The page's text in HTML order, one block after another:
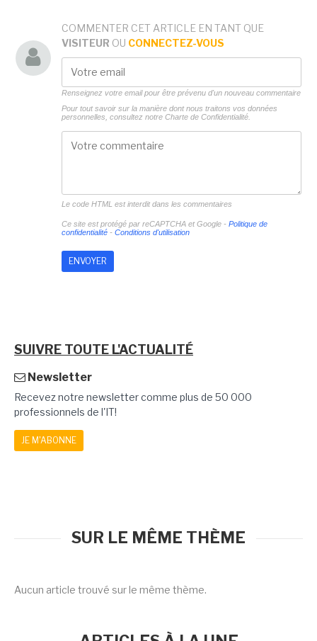
COMMENTER CET ARTICLE EN TANT QUE
VISITEUR OU CONNECTEZ-VOUS
Renseignez votre email pour être prévenu d'un nouveau commentaire
Pour tout savoir sur la manière dont nous traitons vos données
personnelles, consultez notre Charte de Confidentialité.
Le code HTML est interdit dans les commentaires
Ce site est protégé par reCAPTCHA et Google - Politique de
confidentialité- Conditions d'utilisation
SUIVRE TOUTE L'ACTUALITÉ
Newsletter
Recevez notre newsletter comme plus de 50 000
professionnels de l'IT!
JE M'ABONNE
SUR LE MÊME THÈME
Aucun article trouvé sur le même thème.